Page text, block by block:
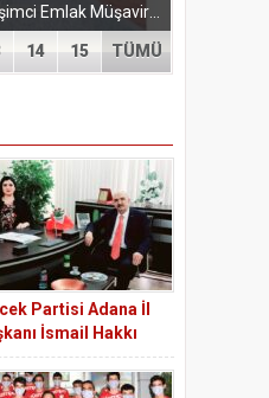
EĞİTİM-BİR-SEN ADANA ŞUBESİ’NDEN KAHRAMANMARAŞ’A VEFA VE DAYANIŞMA ÇIKARMASI Eğitim-Bir-Sen Adana Şubesi, Kahramanmaraş’ta anlamlı temaslarda bulundu. Adana heyeti; sendikal dayanışmayı güçlendirmek...
14 15 TÜMÜ
Partisi Adana İl
İsmail Hakkı
7/24 MEDYA’yı
Ziyaret Etti